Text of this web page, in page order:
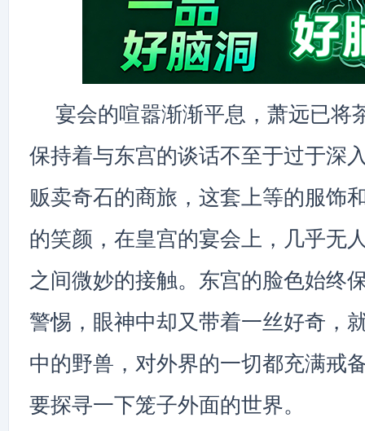
宴会的喧嚣渐渐平息，萧远已将
保持着与东宫的谈话不至于过于深
贩卖奇石的商旅，这套上等的服饰
的笑颜，在皇宫的宴会上，几乎无
之间微妙的接触。东宫的脸色始终
警惕，眼神中却又带着一丝好奇，
中的野兽，对外界的一切都充满戒
要探寻一下笼子外面的世界。